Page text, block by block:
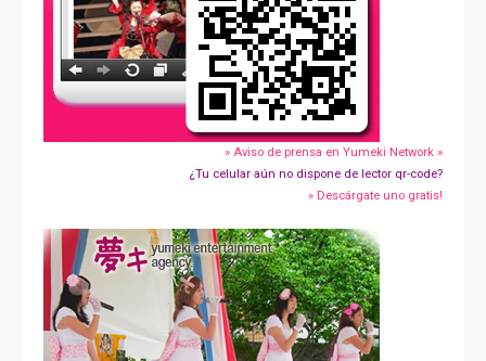
» Aviso de prensa en Yumeki Network »
¿Tu celular aún no dispone de lector qr-code?
» Descárgate uno gratis!